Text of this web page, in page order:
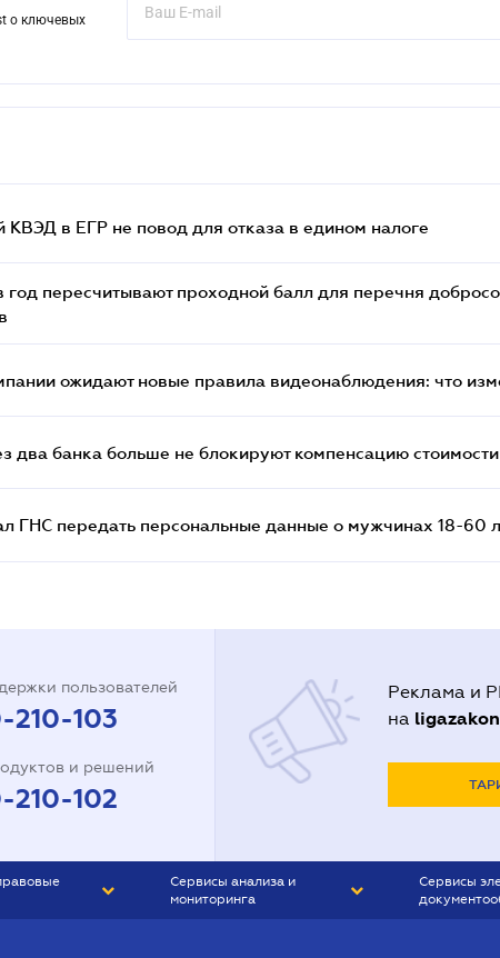
о ключевых
в ЕГР не повод для отказа в едином налоге
год пересчитывают проходной балл для перечня
ожидают новые правила видеонаблюдения: что
два банка больше не блокируют компенсацию
ГНС передать персональные данные о мужчинах 18-60
пользователей
103
и решений
102
Реклама и
на
Сервисы анализа и
мониторинга
Сервисы